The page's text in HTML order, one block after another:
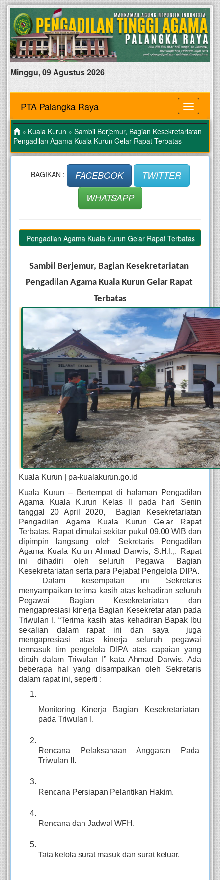
Minggu, 09 Agustus 2026
MENU
PTA Palangka Raya
» Kuala Kurun » Sambil Berjemur, Bagian Kesekretariatan
Pengadilan Agama Kuala Kurun Gelar Rapat Terbatas
BAGIKAN : FACEBOOK
TWITTER
WHATSAPP
Pengadilan Agama Kuala Kurun Gelar Rapat Terbatas
Sambil Berjemur, Bagian Kesekretariatan
Pengadilan Agama Kuala Kurun Gelar Rapat
Terbatas
Kuala Kurun | pa-kualakurun.go.id
Kuala Kurun – Bertempat di halaman Pengadilan
Agama Kuala Kurun Kelas II pada hari Senin
tanggal 20 April 2020,  Bagian Kesekretariatan
Pengadilan Agama Kuala Kurun Gelar Rapat
Terbatas. Rapat dimulai sekitar pukul 09.00 WIB dan
dipimpin langsung oleh Sekretaris Pengadilan
Agama Kuala Kurun Ahmad Darwis, S.H.I.,. Rapat
ini dihadiri oleh seluruh Pegawai Bagian
Kesekretariatan serta para Pejabat Pengelola DIPA.
Dalam kesempatan ini Sekretaris
menyampaikan terima kasih atas kehadiran seluruh
Pegawai Bagian Kesekretariatan dan
mengapresiasi kinerja Bagian Kesekretariatan pada
Triwulan I. “Terima kasih atas kehadiran Bapak Ibu
sekalian dalam rapat ini dan saya  juga
mengapresiasi atas kinerja seluruh pegawai
termasuk tim pengelola DIPA atas capaian yang
diraih dalam Triwulan I” kata Ahmad Darwis. Ada
beberapa hal yang disampaikan oleh Sekretaris
dalam rapat ini, seperti :
Monitoring Kinerja Bagian Kesekretariatan
pada Triwulan I.
Rencana Pelaksanaan Anggaran Pada
Triwulan II.
Rencana Persiapan Pelantikan Hakim.
Rencana dan Jadwal WFH.
Tata kelola surat masuk dan surat keluar.